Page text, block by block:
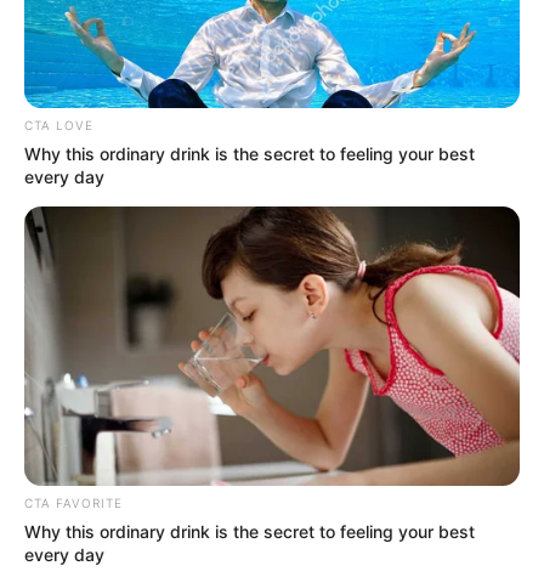
sambil air matanya bercucuran.
Kepalanya menunduk dan pasrah sambil berdoa dengan sabar
kepada Allah. Raja Hizkia juga meminta diberi umur lebih
panjang.
Baca juga:
Kisah Nabi Ayyub, Penuh Kesabaran Diuji
dengan Penyakit Kulit
Raja Hizkia diberi kesembuhan dan terhindar dari
ancaman Raja Babylonia
CTA LOVE
Why this ordinary drink is the secret to feeling your best
every day
CTA FAVORITE
Why this ordinary drink is the secret to feeling your best
every day